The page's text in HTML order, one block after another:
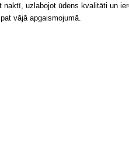
uzlabojot ūdens kvalitāti un
vājā apgaismojumā.